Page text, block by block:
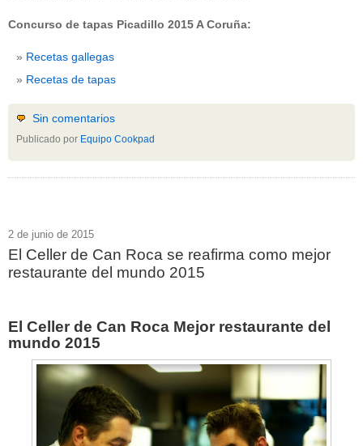
Concurso de tapas Picadillo 2015 A Coruña:
Recetas gallegas
Recetas de tapas
Sin comentarios
Publicado por Equipo Cookpad
2 de junio de 2015
El Celler de Can Roca se reafirma como mejor
restaurante del mundo 2015
El Celler de Can Roca Mejor restaurante del
mundo 2015